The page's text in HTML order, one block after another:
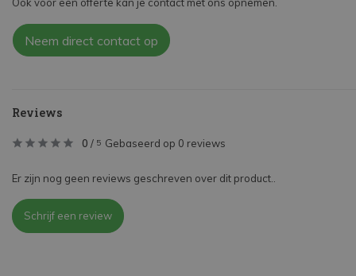
Ook voor een offerte kan je contact met ons opnemen.
Neem direct contact op
Reviews
0 / 5 Gebaseerd op 0 reviews
Er zijn nog geen reviews geschreven over dit product..
Schrijf een review